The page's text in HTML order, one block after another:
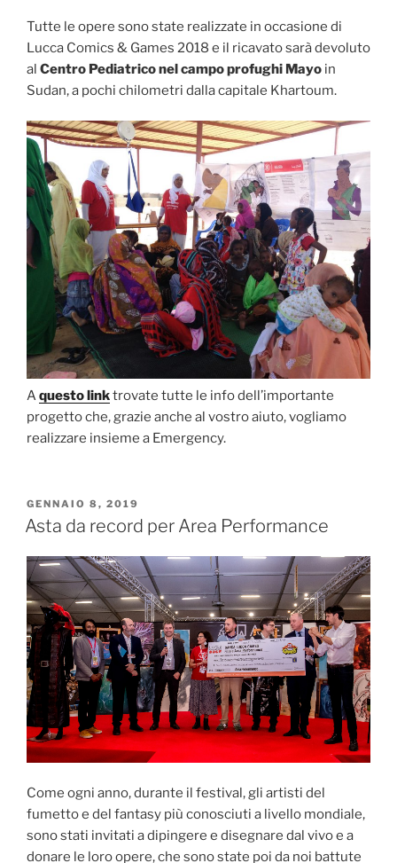
Tutte le opere sono state realizzate in occasione di
Lucca Comics & Games 2018 e il ricavato sarà devoluto
al Centro Pediatrico nel campo profughi Mayo in
Sudan, a pochi chilometri dalla capitale Khartoum.
Aquesto linktrovate tutte le info dell’importante
progetto che, grazie anche al vostro aiuto, vogliamo
realizzare insieme a Emergency.
PUBBLICATO
IL
GENNAIO 8, 2019
Asta da record per Area Performance
Come ogni anno, durante il festival, gli artisti del
fumetto e del fantasy più conosciuti a livello mondiale,
sono stati invitati a dipingere e disegnare dal vivo e a
donare le loro opere, che sono state poi da noi battute